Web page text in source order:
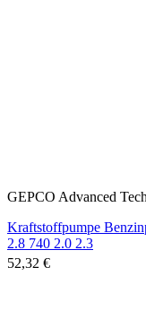
GEPCO Advanced
Kraftstoffpumpe
2.8 740 2.0 2.3
52,32 €